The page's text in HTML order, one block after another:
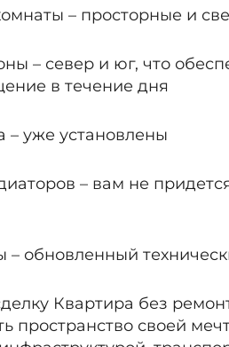
– просторные и
– север и юг, что
в течение дня
– уже установлены
– вам не
– обновленный
Квартира без
пространство своей